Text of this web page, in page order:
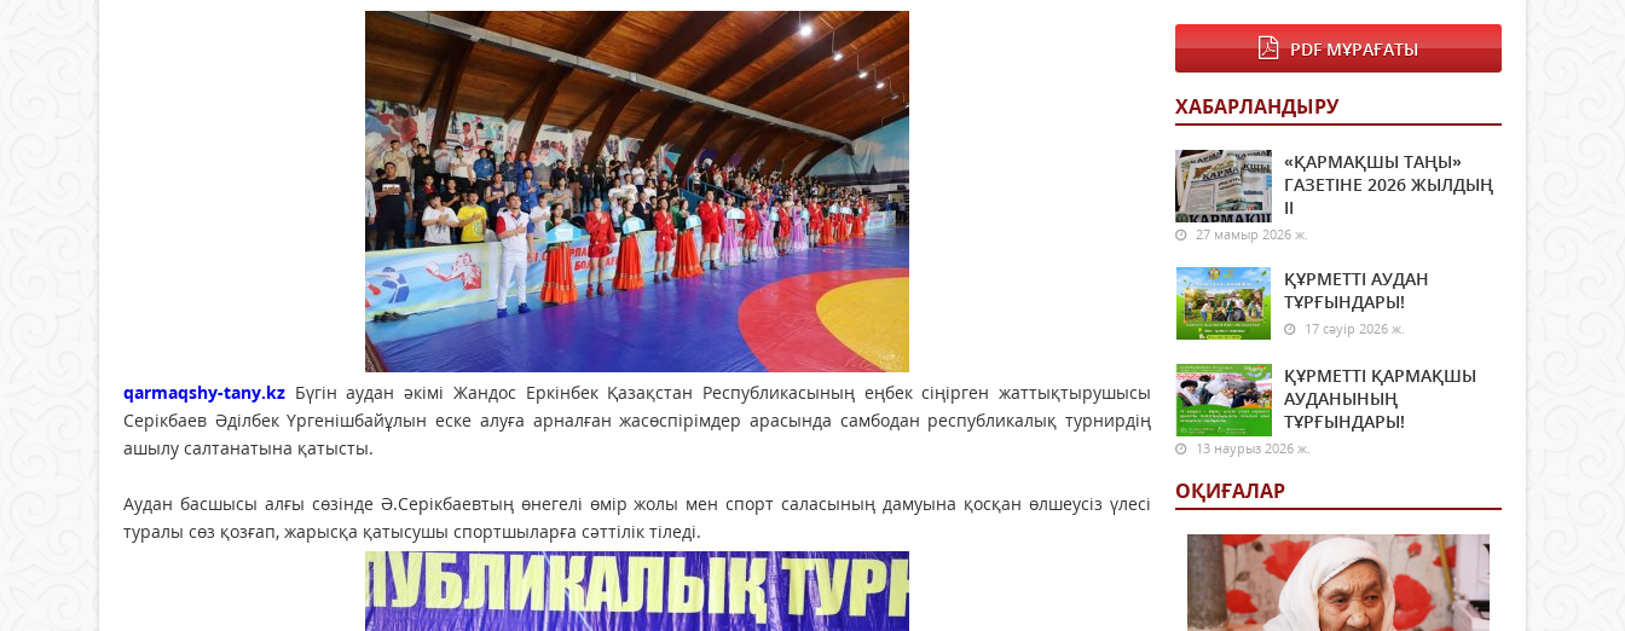
qarmaqshy-tany.kz Бүгін аудан әкімі Жандос Еркінбек Қазақстан Республикасының еңбек сіңірген жаттықтырушысы
Серікбаев Әділбек Үргенішбайұлын еске алуға арналған жасөспірімдер арасында самбодан республикалық турнирдің
ашылу салтанатына қатысты.
Аудан басшысы алғы сөзінде Ә.Серікбаевтың өнегелі өмір жолы мен спорт саласының дамуына қосқан өлшеусіз үлесі
туралы сөз қозғап, жарысқа қатысушы спортшыларға сәттілік тіледі.
PDF МҰРАҒАТЫ
ХАБАРЛАНДЫРУ
«ҚАРМАҚШЫ ТАҢЫ»
ГАЗЕТІНЕ 2026 ЖЫЛДЫҢ
ІI
27 мамыр 2026 ж.
ҚҰРМЕТТІ АУДАН
ТҰРҒЫНДАРЫ!
17 сәуір 2026 ж.
ҚҰРМЕТТІ ҚАРМАҚШЫ
АУДАНЫНЫҢ
ТҰРҒЫНДАРЫ!
13 наурыз 2026 ж.
ОҚИҒАЛАР